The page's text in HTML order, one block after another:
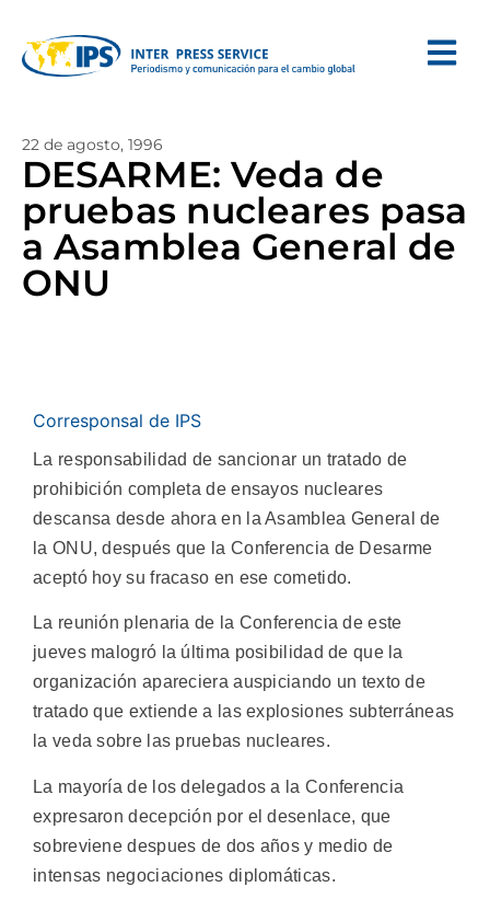
22 de agosto, 1996
DESARME: Veda de
pruebas nucleares pasa
a Asamblea General de
ONU
Corresponsal de IPS
La responsabilidad de sancionar un tratado de
prohibición completa de ensayos nucleares
descansa desde ahora en la Asamblea General de
la ONU, después que la Conferencia de Desarme
aceptó hoy su fracaso en ese cometido.
La reunión plenaria de la Conferencia de este
jueves malogró la última posibilidad de que la
organización apareciera auspiciando un texto de
tratado que extiende a las explosiones subterráneas
la veda sobre las pruebas nucleares.
La mayoría de los delegados a la Conferencia
expresaron decepción por el desenlace, que
sobreviene despues de dos años y medio de
intensas negociaciones diplomáticas.